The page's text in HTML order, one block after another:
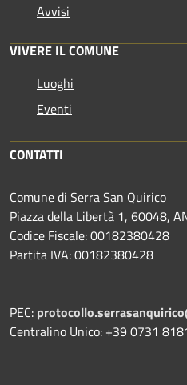
Avvisi
VIVERE IL COMUNE
Luoghi
Eventi
CONTATTI
Comune di Serra San Quirico
Piazza della Libertà 1, 60048,
Codice Fiscale: 00182380428
Partita IVA: 00182380428
PEC:
Centralino Unico: +39 0731